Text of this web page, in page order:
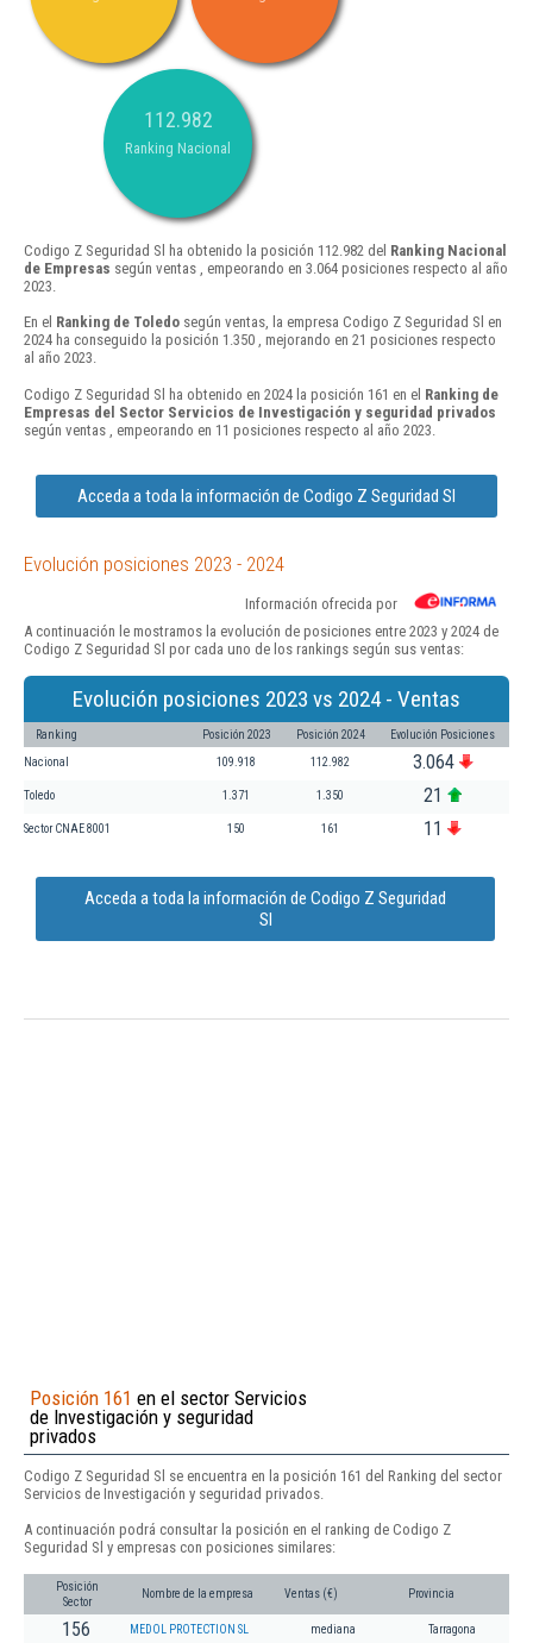
112.982
Ranking Nacional
Codigo Z Seguridad Sl ha obtenido la posición 112.982 del Ranking Nacional
de Empresas según ventas , empeorando en 3.064 posiciones respecto al año
2023.
En el Ranking de Toledo según ventas, la empresa Codigo Z Seguridad Sl en
2024 ha conseguido la posición 1.350 , mejorando en 21 posiciones respecto
al año 2023.
Codigo Z Seguridad Sl ha obtenido en 2024 la posición 161 en el Ranking de
Empresas del Sector Servicios de Investigación y seguridad privados
según ventas , empeorando en 11 posiciones respecto al año 2023.
Acceda a toda la información de Codigo Z Seguridad Sl
Evolución posiciones 2023 - 2024
Información ofrecida por
A continuación le mostramos la evolución de posiciones entre 2023 y 2024 de
Codigo Z Seguridad Sl por cada uno de los rankings según sus ventas:
Evolución posiciones 2023 vs 2024 - Ventas
Ranking Posición 2023 Posición 2024 Evolución Posiciones
Nacional 109.918 112.982 3.064
Toledo 1.371 1.350 21
Sector CNAE 8001 150 161 11
Acceda a toda la información de Codigo Z Seguridad
Sl
Posición 161 en el sector Servicios
de Investigación y seguridad
privados
Codigo Z Seguridad Sl se encuentra en la posición 161 del Ranking del sector
Servicios de Investigación y seguridad privados.
A continuación podrá consultar la posición en el ranking de Codigo Z
Seguridad Sl y empresas con posiciones similares:
Posición
Sector
Nombre de la empresa Ventas (€) Provincia
156 MEDOL PROTECTION SL mediana Tarragona